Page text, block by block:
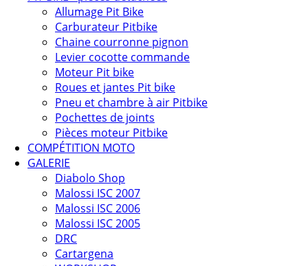
Allumage Pit Bike
Carburateur Pitbike
Chaine courronne pignon
Levier cocotte commande
Moteur Pit bike
Roues et jantes Pit bike
Pneu et chambre à air Pitbike
Pochettes de joints
Pièces moteur Pitbike
COMPÉTITION MOTO
GALERIE
Diabolo Shop
Malossi ISC 2007
Malossi ISC 2006
Malossi ISC 2005
DRC
Cartargena